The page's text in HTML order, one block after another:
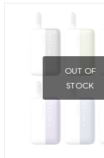
OUT OF
STOCK